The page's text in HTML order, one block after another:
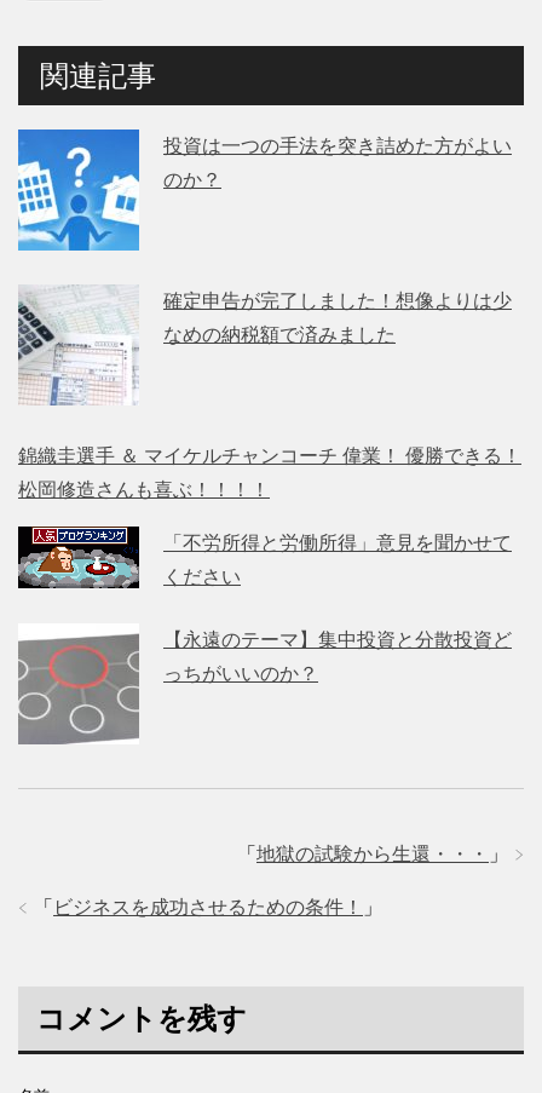
関連記事
投資は一つの手法を突き詰めた方がよい
のか？
確定申告が完了しました！想像よりは少
なめの納税額で済みました
錦織圭選手 ＆ マイケルチャンコーチ 偉業！ 優勝できる！
松岡修造さんも喜ぶ！！！！
「不労所得と労働所得」意見を聞かせて
ください
【永遠のテーマ】集中投資と分散投資ど
っちがいいのか？
「 地獄の試験から生還・・・ 」
「 ビジネスを成功させるための条件！ 」
コメントを残す